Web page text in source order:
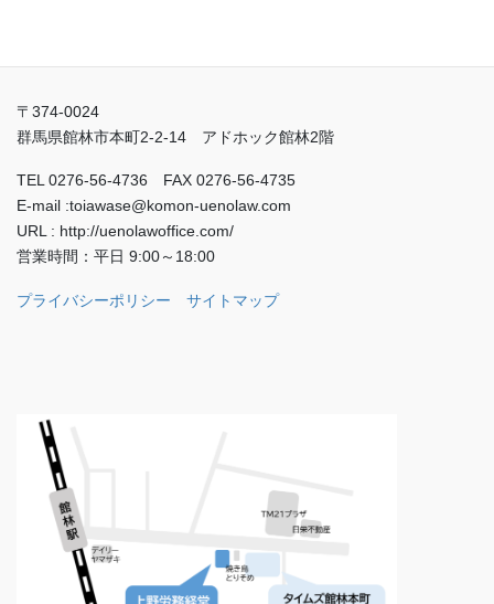
〒374-0024
群馬県館林市本町2-2-14 アドホック館林2階
TEL 0276-56-4736 FAX 0276-56-4735
E-mail :toiawase@komon-uenolaw.com
URL : http://uenolawoffice.com/
営業時間：平日 9:00～18:00
プライバシーポリシー サイトマップ